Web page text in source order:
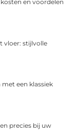
en voordelen
vloer: stijlvolle
een klassiek
precies bij uw